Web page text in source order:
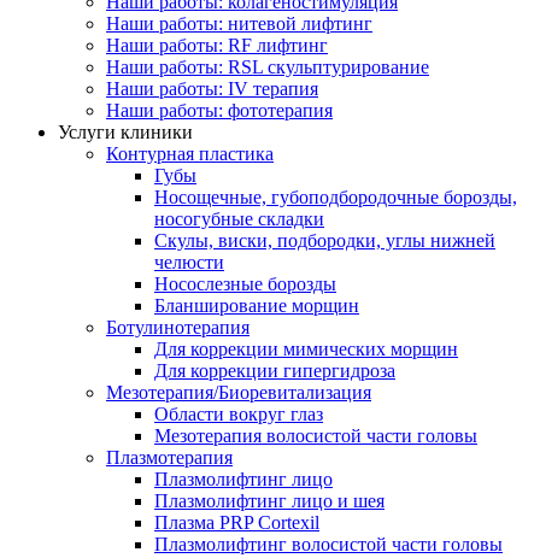
Наши работы: нитевой лифтинг
Наши работы: RF лифтинг
Наши работы: RSL скульптурирование
Наши работы: IV терапия
Наши работы: фототерапия
Услуги клиники
Контурная пластика
Губы
Носощечные, губоподбородочные борозды,
носогубные складки
Скулы, виски, подбородки, углы нижней
челюсти
Носослезные борозды
Бланширование морщин
Ботулинотерапия
Для коррекции мимических морщин
Для коррекции гипергидроза
Мезотерапия/Биоревитализация
Области вокруг глаз
Мезотерапия волосистой части головы
Плазмотерапия
Плазмолифтинг лицо
Плазмолифтинг лицо и шея
Плазма PRP Cortexil
Плазмолифтинг волосистой части головы